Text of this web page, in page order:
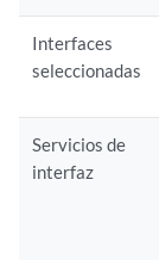
Interfaces
seleccionadas
Servicios de
interfaz